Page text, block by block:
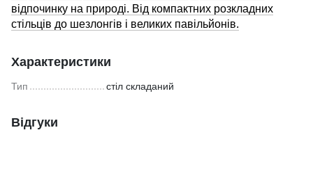
відпочинку на природі. Від компактних розкладних
стільців до шезлонгів і великих павільйонів.
Характеристики
Тип стіл складаний
Відгуки